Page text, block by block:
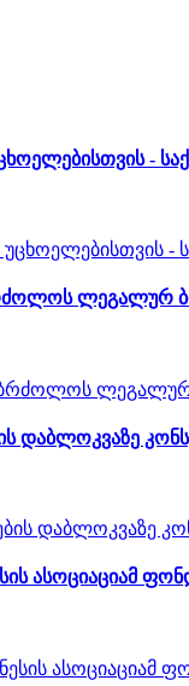
-
ლეგალურ
ასოციაციამ